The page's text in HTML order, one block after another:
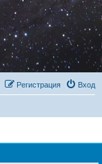
Вход
Регистрация